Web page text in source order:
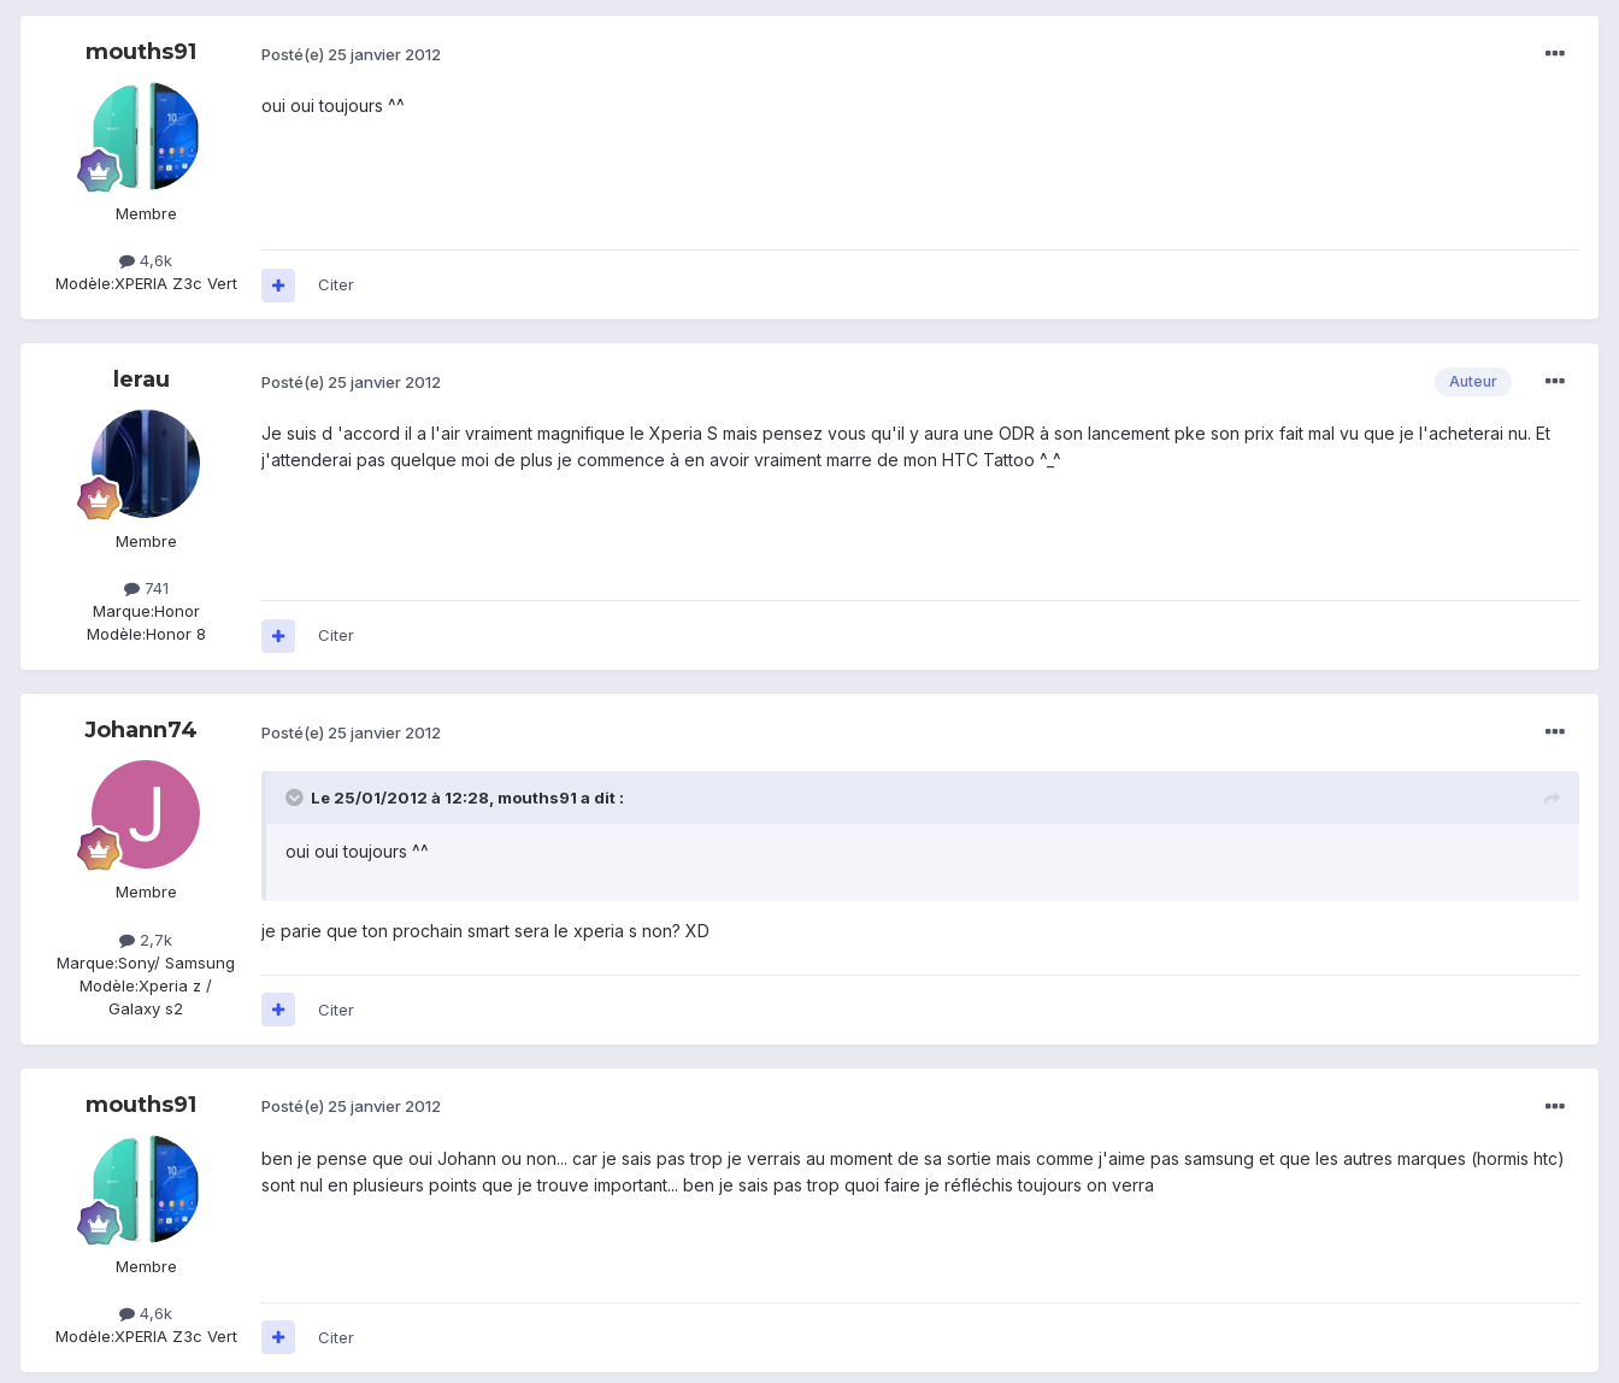
mouths91
Membre
4,6k
Modèle:XPERIA Z3c Vert
Posté(e) 25 janvier 2012
oui oui toujours ^^
Citer
lerau
Membre
741
Marque:Honor
Modèle:Honor 8
Auteur
Posté(e) 25 janvier 2012
Je suis d 'accord il a l'air vraiment magnifique le Xperia S mais pensez vous qu'il y aura une ODR à son lancement pke son prix fait mal vu que je l'acheterai nu. Et
j'attenderai pas quelque moi de plus je commence à en avoir vraiment marre de mon HTC Tattoo ^_^
Citer
Johann74
Membre
2,7k
Marque:Sony/ Samsung
Modèle:Xperia z /
Galaxy s2
Posté(e) 25 janvier 2012
Le 25/01/2012 à 12:28, mouths91 a dit :
oui oui toujours ^^
je parie que ton prochain smart sera le xperia s non? XD
Citer
mouths91
Membre
4,6k
Modèle:XPERIA Z3c Vert
Posté(e) 25 janvier 2012
ben je pense que oui Johann ou non... car je sais pas trop je verrais au moment de sa sortie mais comme j'aime pas samsung et que les autres marques (hormis htc)
sont nul en plusieurs points que je trouve important... ben je sais pas trop quoi faire je réfléchis toujours on verra
Citer